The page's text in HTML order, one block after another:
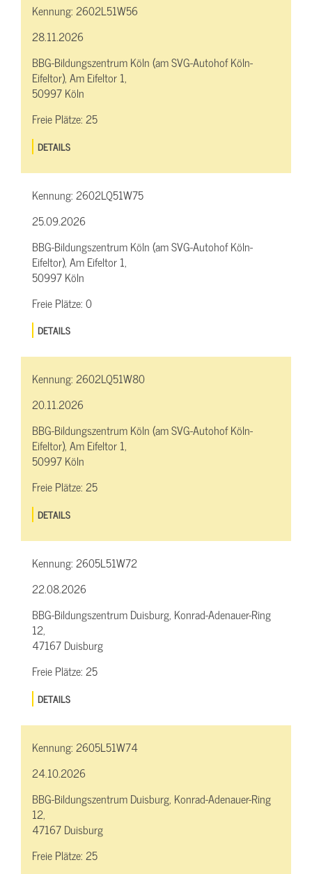
Kennung:2602L51W56
28.11.2026
BBG-Bildungszentrum Köln (am SVG-Autohof Köln-
Eifeltor), Am Eifeltor 1,
50997 Köln
Freie Plätze:25
DETAILS
Kennung:2602LQ51W75
25.09.2026
BBG-Bildungszentrum Köln (am SVG-Autohof Köln-
Eifeltor), Am Eifeltor 1,
50997 Köln
Freie Plätze:0
DETAILS
Kennung:2602LQ51W80
20.11.2026
BBG-Bildungszentrum Köln (am SVG-Autohof Köln-
Eifeltor), Am Eifeltor 1,
50997 Köln
Freie Plätze:25
DETAILS
Kennung:2605L51W72
22.08.2026
BBG-Bildungszentrum Duisburg, Konrad-Adenauer-Ring
12,
47167 Duisburg
Freie Plätze:25
DETAILS
Kennung:2605L51W74
24.10.2026
BBG-Bildungszentrum Duisburg, Konrad-Adenauer-Ring
12,
47167 Duisburg
Freie Plätze:25